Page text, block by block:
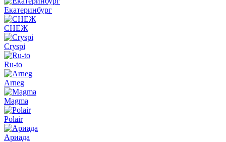
Екатеринбург
СНЕЖ
Cryspi
Ru-to
Arneg
Magma
Polair
Ариада